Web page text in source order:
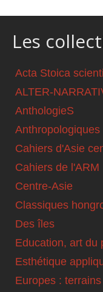
Les
Acta Stoica
ALTER-
AnthologieS
Anthropologiques
Cahiers d'Asie
Cahiers de l'ARM
Centre-Asie
Classiques
Des îles
Education, art du
Esthétique
Europes :